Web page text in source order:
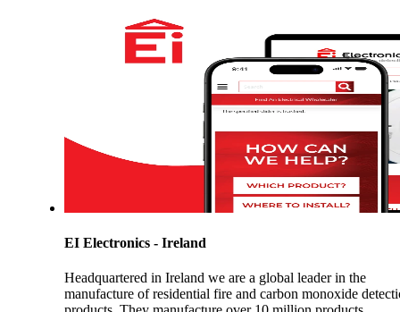
EI Electronics - Ireland
Headquartered in Ireland we are a global leader in the
manufacture of residential fire and carbon monoxide